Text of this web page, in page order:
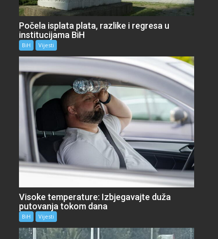
Počela isplata plata, razlike i regresa u
institucijama BiH
BiH Vijesti
Visoke temperature: Izbjegavajte duža
putovanja tokom dana
BiH Vijesti